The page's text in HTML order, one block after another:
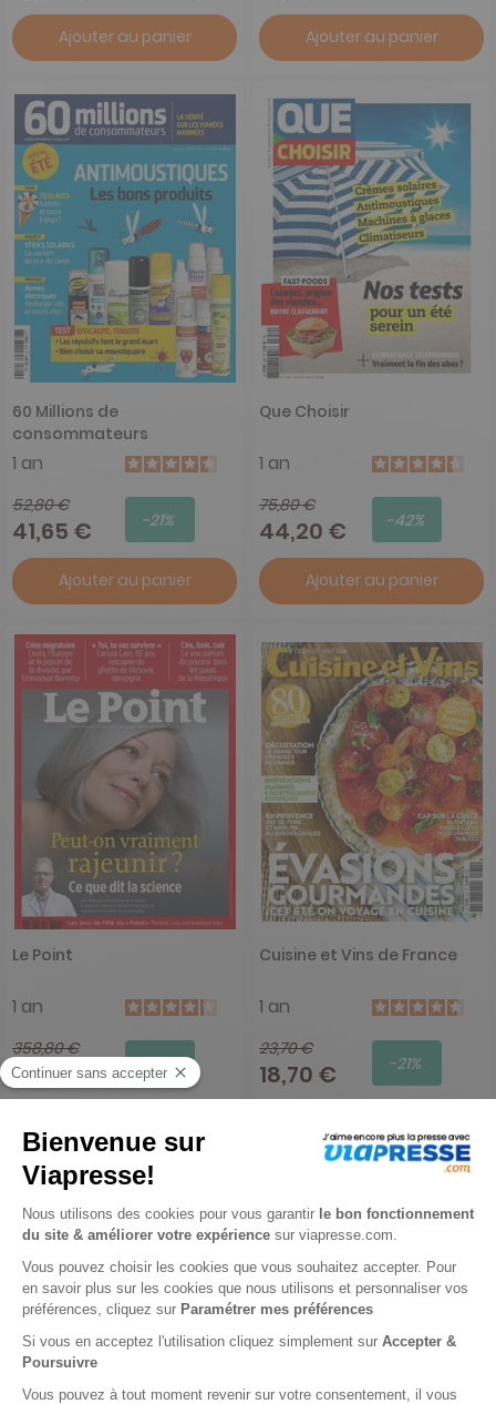
Ajouter au panier Ajouter au panier
60 Millions de
consommateurs
1 an
52,80 €
41,65 € -21%
Ajouter au panier
Que Choisir
1 an
75,80 €
44,20 € -42%
Ajouter au panier
Le Point
1 an
358,80 €
135,15 € -62%
Cuisine et Vins de France
1 an
23,70 €
18,70 € -21%